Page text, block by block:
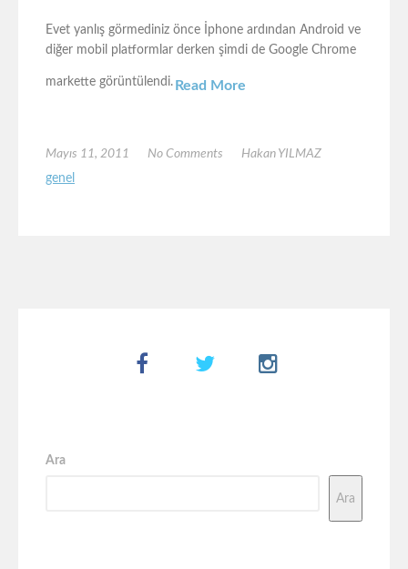
Evet yanlış görmediniz önce İphone ardından Android ve
diğer mobil platformlar derken şimdi de Google Chrome
markette görüntülendi. Read More
Mayıs 11, 2011 No Comments
Hakan YILMAZ
genel
Ara
Ara